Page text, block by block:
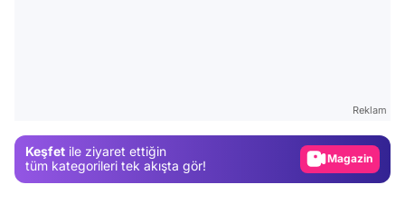
Reklam
Keşfet ile ziyaret ettiğin
tüm kategorileri tek akışta gör!
Magazin